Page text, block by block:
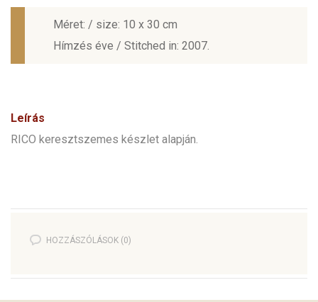
Méret: / size: 10 x 30 cm
Hímzés éve / Stitched in: 2007.
Leírás
RICO keresztszemes készlet alapján.
HOZZÁSZÓLÁSOK (0)